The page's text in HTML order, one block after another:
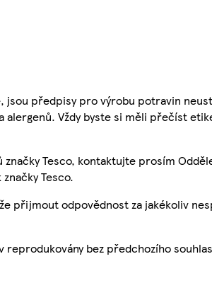
předpisy pro výrobu potravin
Vždy byste si měli přečíst
Tesco, kontaktujte prosím
Tesco.
přijmout odpovědnost za jakékoliv
bez předchozího